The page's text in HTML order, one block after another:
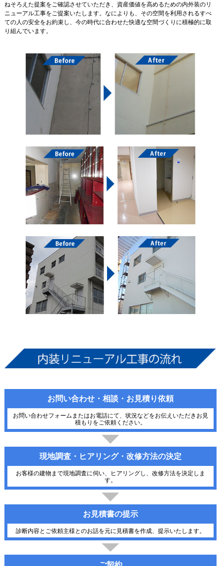
ねそろえた提案をご確認させていただき、資産価値を高めるための内外装のリ
ニューアル工事をご提案いたします。なによりも、その空間を利用されるすべ
ての人の安全をお約束し、今の時代に合わせた快適な空間づくりに積極的に取
り組んでいます。
お問い合わせ・相談・お見積り依頼
お問い合わせフォームまたはお電話にて、状況などをお伝えいただきお見
積もりをご依頼ください。
現地調査・ヒアリング・改修方法の決定
お客様の建物まで現地調査に伺い、ヒアリングし、改修方法を決定しま
す。
お見積書の提示
診断内容とご依頼主様とのお話を元に見積書を作成、提示いたします。